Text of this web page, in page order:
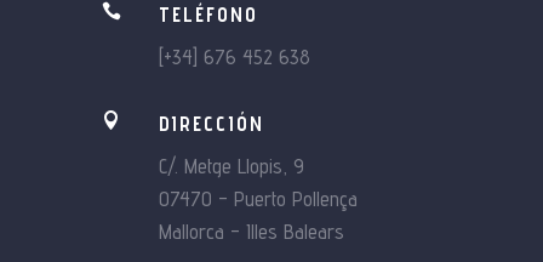

TELÉFONO
[+34] 676 452 638

DIRECCIÓN
C/. Metge Llopis, 9
07470 – Puerto Pollença
Mallorca – Illes Balears